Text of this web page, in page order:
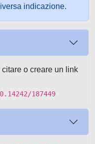
indicazione.
o creare un link
187449